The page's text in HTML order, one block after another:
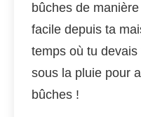
bûches de
facile depuis ta
temps où tu
sous la pluie pour
bûches !